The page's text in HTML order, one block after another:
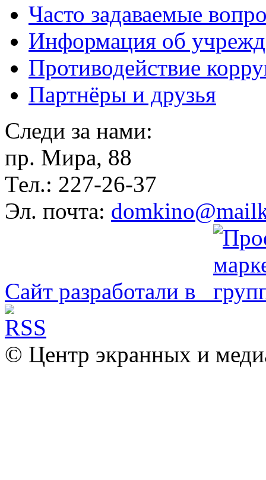
Часто задаваемые
Информация об
Противодействие
Партнёры и друзья
Следи за нами:
пр. Мира, 88
Тел.: 227-26-37
Эл. почта:
Сайт разработали в
© Центр экранных и